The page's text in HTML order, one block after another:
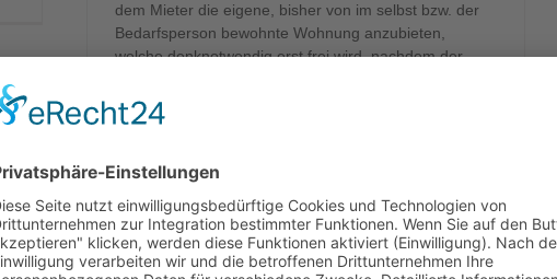
dem Mieter die eigene, bisher von im selbst bzw. der
Bedarfsperson bewohnte Wohnung anzubieten,
welche denknotwendig erst frei wird, nachdem der
und sodann ein Einzug des Vermieters bzw. der
Bedarfsperson erfolgen kann. Entgegen dem
Vermieter somit nicht auf einen „fliegenden
einen solchen insbesondere auch nicht anbieten.
Weiterlesen